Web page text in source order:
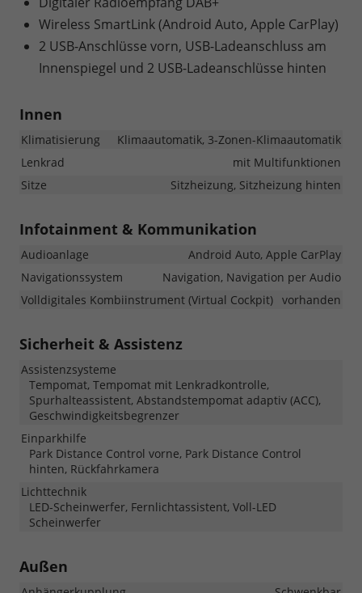
Wireless SmartLink (Android Auto, Apple CarPlay)
2 USB-Anschlüsse vorn, USB-Ladeanschluss am
Innenspiegel und 2 USB-Ladeanschlüsse hinten
Innen
Klimatisierung
Klimaautomatik, 3-Zonen-Klimaautomatik
Lenkrad
mit Multifunktionen
Sitze
Sitzheizung, Sitzheizung hinten
Infotainment & Kommunikation
Audioanlage
Android Auto, Apple CarPlay
Navigationssystem
Navigation, Navigation per Audio
Volldigitales Kombiinstrument (Virtual Cockpit) vorhanden
Sicherheit & Assistenz
Assistenzsysteme
Tempomat, Tempomat mit Lenkradkontrolle,
Spurhalteassistent, Abstandstempomat adaptiv (ACC),
Geschwindigkeitsbegrenzer
Einparkhilfe
Park Distance Control vorne, Park Distance Control
hinten, Rückfahrkamera
Lichttechnik
LED-Scheinwerfer, Fernlichtassistent, Voll-LED
Scheinwerfer
Außen